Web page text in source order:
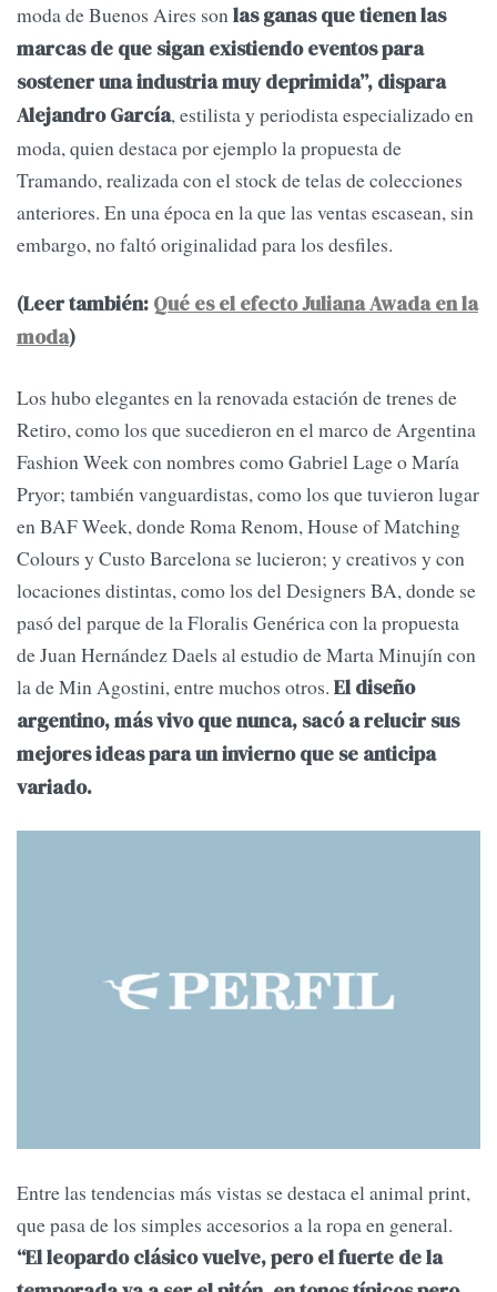
moda de Buenos Aires sonlas ganas que tienen las
marcas de que sigan existiendo eventos para
sostener una industria muy deprimida”, dispara
Alejandro García, estilista y periodista especializado en
moda, quien destaca por ejemplo la propuesta de
Tramando, realizada con el stock de telas de colecciones
anteriores. En una época en la que las ventas escasean, sin
embargo, no faltó originalidad para los desfiles.
(Leer también: Qué es el efecto Juliana Awada en la
moda)
Los hubo elegantes en la renovada estación de trenes de
Retiro, como los que sucedieron en el marco de Argentina
Fashion Week con nombres como Gabriel Lage o María
Pryor; también vanguardistas, como los que tuvieron lugar
en BAF Week, donde Roma Renom, House of Matching
Colours y Custo Barcelona se lucieron; y creativos y con
locaciones distintas, como los del Designers BA, donde se
pasó del parque de la Floralis Genérica con la propuesta
de Juan Hernández Daels al estudio de Marta Minujín con
la de Min Agostini, entre muchos otros. El diseño
argentino, más vivo que nunca, sacó a relucir sus
mejores ideas para un invierno que se anticipa
variado.
Entre las tendencias más vistas se destaca el animal print,
que pasa de los simples accesorios a la ropa en general.
“El leopardo clásico vuelve, pero el fuerte de la